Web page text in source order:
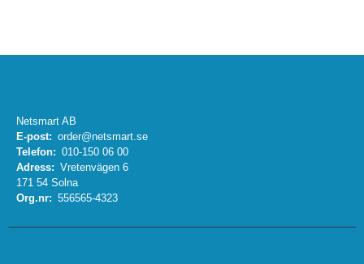
Netsmart AB
E-post: order@netsmart.se
Telefon: 010-150 06 00
Adress: Vretenvägen 6
171 54 Solna
Org.nr: 556565-4323